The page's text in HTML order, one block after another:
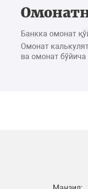
Банкка омонат
Омонат
ва омонат